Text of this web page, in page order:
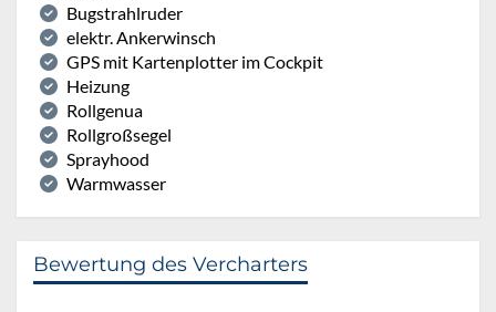
Bugstrahlruder
elektr. Ankerwinsch
GPS mit Kartenplotter im Cockpit
Heizung
Rollgenua
Rollgroßsegel
Sprayhood
Warmwasser
Bewertung des Vercharters